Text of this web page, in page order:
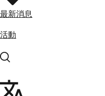
最新消息
活動